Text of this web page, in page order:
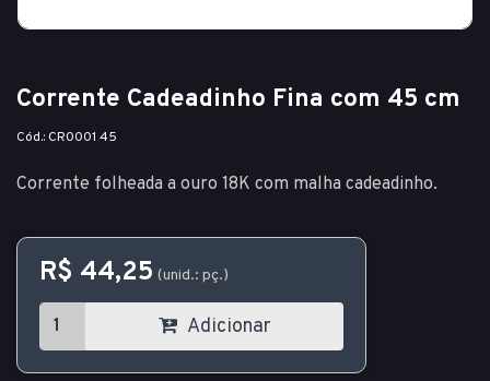
Corrente Cadeadinho Fina com 45 cm
Cód.: CR0001 45
Corrente folheada a ouro 18K com malha cadeadinho.
R$ 44,25 (unid.: pç.)
Adicionar